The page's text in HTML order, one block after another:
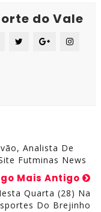
do Vale
Analista De
Futminas News
Mais Antigo
Quarta (28) Na
Do Brejinho